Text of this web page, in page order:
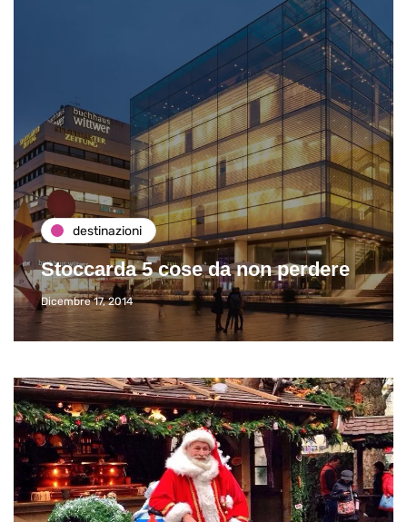
destinazioni
Stoccarda 5 cose da non perdere
Dicembre 17, 2014